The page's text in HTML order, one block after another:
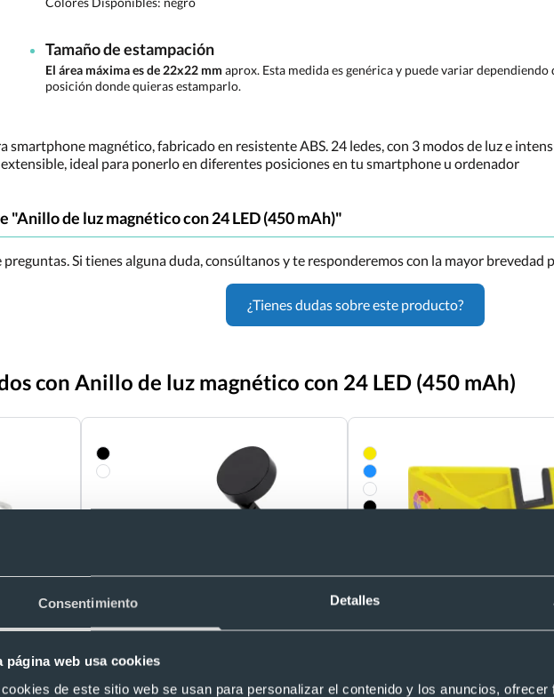
Consentimiento Detalles
página web usa cookies
de este sitio web se usan para personalizar el contenido y los anuncios,
Tamaño de estampación
El área máxima es de 22x22 mm aprox. Esta medida es genérica y puede variar dependiendo
posición donde quieras estamparlo.
smartphone magnético, fabricado en resistente ABS. 24 ledes, con 3 modos de luz e
ideal para ponerlo en diferentes posiciones en tu smartphone u ordenador
"Anillo de luz magnético con 24 LED (450 mAh)"
Si tienes alguna duda, consúltanos y te responderemos con la mayor brevedad
¿Tienes dudas sobre este producto?
con Anillo de luz magnético con 24 LED (450 mAh)
y caña
Soporte móvil ABS magnético con ventosa
Ref. 8822208
Recíbelo